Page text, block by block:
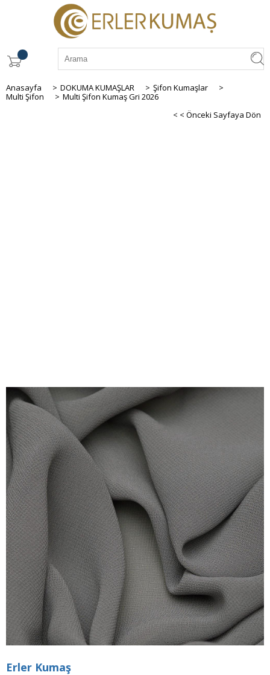
Anasayfa > DOKUMA KUMAŞLAR > Şifon Kumaşlar
>
Multi Şifon
> Multi Şifon Kumaş Gri 2026
< < Önceki Sayfaya Dön
Erler Kumaş